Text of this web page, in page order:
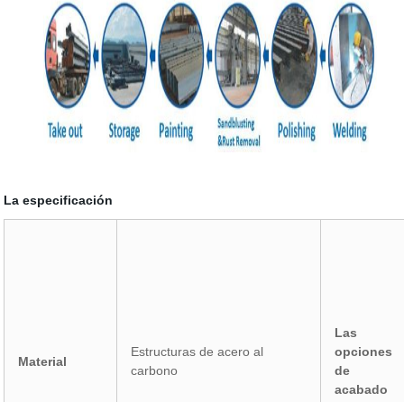
La especificación
Material
Estructuras de acero al
carbono
Las
opciones
de
acabado